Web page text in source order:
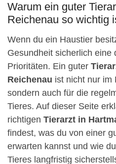
Warum ein guter
Reichenau so wichtig
Wenn du ein Haustier
Gesundheit sicherlich eine
Prioritäten. Ein guter
Reichenau ist nicht nur im
sondern auch für die
Tieres. Auf dieser Seite
richtigen Tierarzt in
findest, was du von einer
erwarten kannst und wie
Tieres langfristig